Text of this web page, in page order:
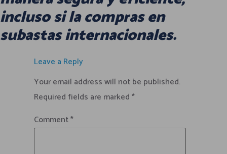
incluso si la compras en
subastas internacionales.
Leave a Reply
Your email address will not be published.
Required fields are marked*
Comment*